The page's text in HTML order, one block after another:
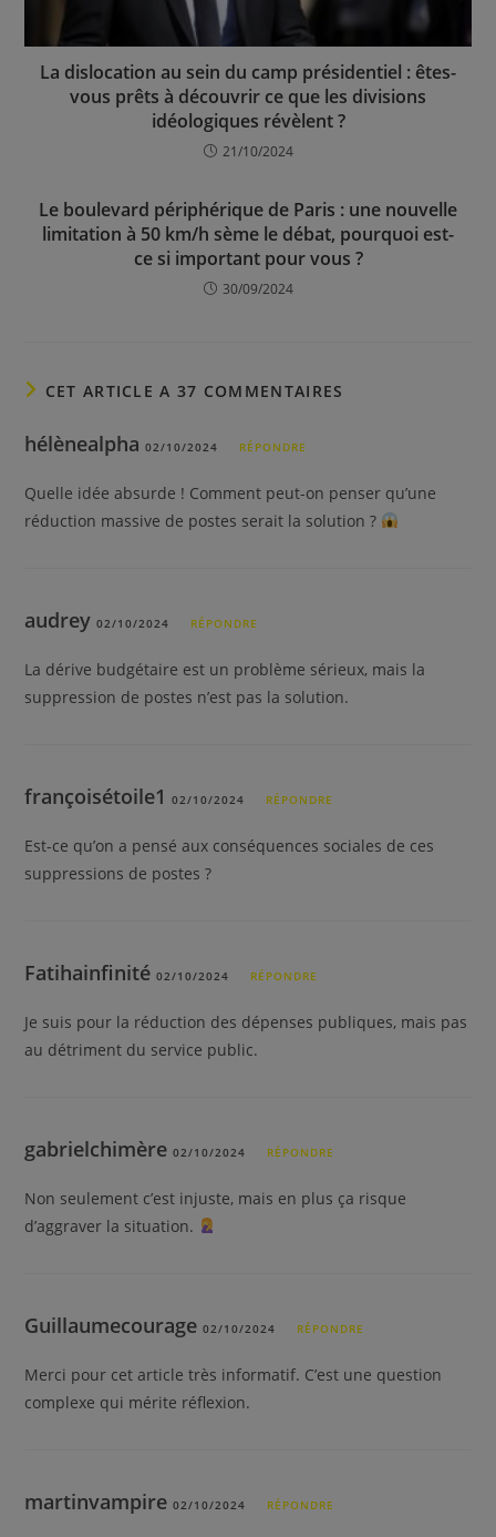
La dislocation au sein du camp présidentiel : êtes-
vous prêts à découvrir ce que les divisions
idéologiques révèlent ?
21/10/2024
Le boulevard périphérique de Paris : une nouvelle
limitation à 50 km/h sème le débat, pourquoi est-
ce si important pour vous ?
30/09/2024
CET ARTICLE A 37 COMMENTAIRES
hélènealpha02/10/2024 RÉPONDRE
Quelle idée absurde ! Comment peut-on penser qu’une
réduction massive de postes serait la solution ?
audrey02/10/2024 RÉPONDRE
La dérive budgétaire est un problème sérieux, mais la
suppression de postes n’est pas la solution.
françoisétoile102/10/2024 RÉPONDRE
Est-ce qu’on a pensé aux conséquences sociales de ces
suppressions de postes ?
Fatihainfinité02/10/2024 RÉPONDRE
Je suis pour la réduction des dépenses publiques, mais pas
au détriment du service public.
gabrielchimère02/10/2024 RÉPONDRE
Non seulement c’est injuste, mais en plus ça risque
d’aggraver la situation.
Guillaumecourage02/10/2024 RÉPONDRE
Merci pour cet article très informatif. C’est une question
complexe qui mérite réflexion.
martinvampire02/10/2024 RÉPONDRE